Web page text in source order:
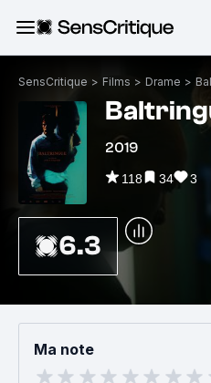
SensCritique > Films > Drame >
2019
118 34 3
6.3
Ma note